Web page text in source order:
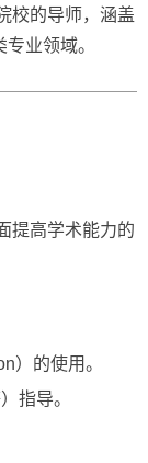
校的导师，涵盖
业领域。
提高学术能力的
）的使用。
指导。